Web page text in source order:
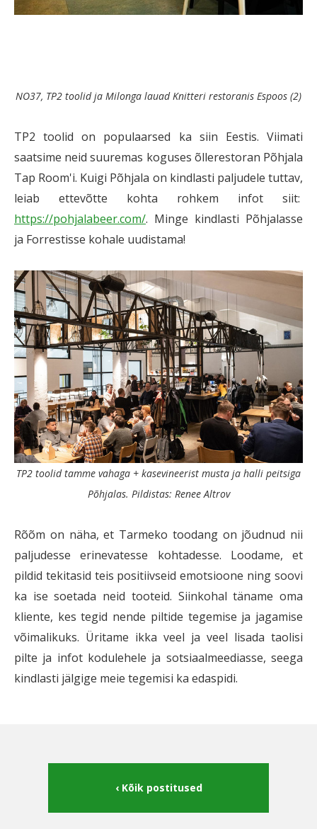
NO37, TP2 toolid ja Milonga lauad Knitteri restoranis Espoos (2)
TP2 toolid on populaarsed ka siin Eestis. Viimati
saatsime neid suuremas koguses õllerestoran Põhjala
Tap Room'i. Kuigi Põhjala on kindlasti paljudele tuttav,
leiab ettevõtte kohta rohkem infot siit:
https://pohjalabeer.com/. Minge kindlasti Põhjalasse
ja Forrestisse kohale uudistama!
TP2 toolid tamme vahaga + kasevineerist musta ja halli peitsiga
Põhjalas. Pildistas: Renee Altrov
Rõõm on näha, et Tarmeko toodang on jõudnud nii
paljudesse erinevatesse kohtadesse. Loodame, et
pildid tekitasid teis positiivseid emotsioone ning soovi
ka ise soetada neid tooteid. Siinkohal täname oma
kliente, kes tegid nende piltide tegemise ja jagamise
võimalikuks. Üritame ikka veel ja veel lisada taolisi
pilte ja infot kodulehele ja sotsiaalmeediasse, seega
kindlasti jälgige meie tegemisi ka edaspidi.
Kõik postitused